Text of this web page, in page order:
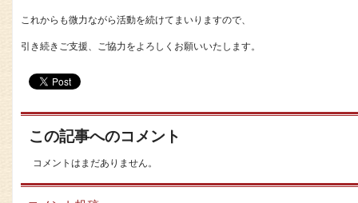
これからも微力ながら活動を続けてまいりますので、
引き続きご支援、ご協力をよろしくお願いいたします。
この記事へのコメント
コメントはまだありません。